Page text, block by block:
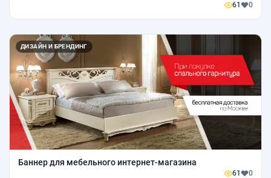
61 0
ДИЗАЙН И БРЕНДИНГ
Баннер для мебельного интернет-магазина
61 0